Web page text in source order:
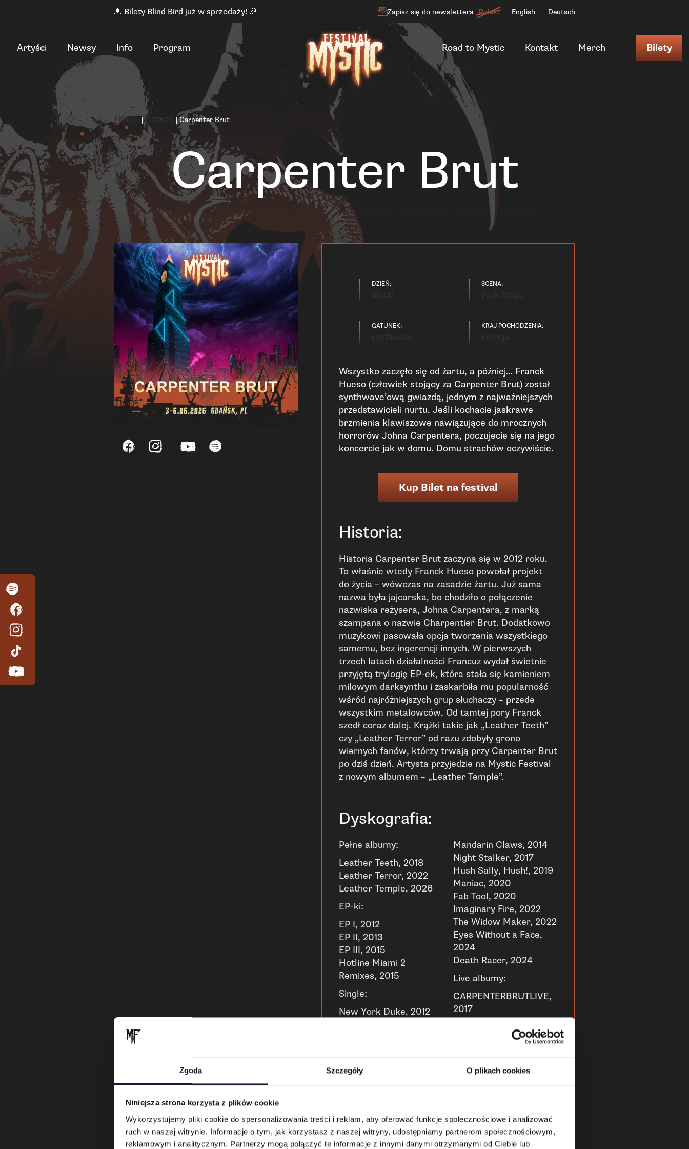
Zgoda Szczegóły O plikach cookies
Niniejsza strona korzysta z plików cookie
Wykorzystujemy pliki cookie do spersonalizowania treści i reklam, aby oferować funkcje społecznościowe i analizować
ruch w naszej witrynie. Informacje o tym, jak korzystasz z naszej witryny, udostępniamy partnerom społecznościowym,
reklamowym i analitycznym. Partnerzy mogą połączyć te informacje z innymi danymi otrzymanymi od Ciebie lub
🐙 Bilety Blind Bird już w sprzedaży! 🎉 Zapisz się do newslettera Polski English Deutsch
Artyści Newsy Info Program Road to Mystic Kontakt Merch Bilety
Home |Artists |Carpenter Brut
Carpenter Brut
DZIEŃ: SCENA:
GATUNEK: KRAJ POCHODZENIA:
Wszystko zaczęło się od żartu, a później… Franck
Hueso (człowiek stojący za Carpenter Brut) został
synthwave’ową gwiazdą, jednym z najważniejszych
przedstawicieli nurtu. Jeśli kochacie jaskrawe
brzmienia klawiszowe nawiązujące do mrocznych
horrorów Johna Carpentera, poczujecie się na jego
koncercie jak w domu. Domu strachów oczywiście.
Kup Bilet na festival
Historia:
Historia Carpenter Brut zaczyna się w 2012 roku.
To właśnie wtedy Franck Hueso powołał projekt
do życia – wówczas na zasadzie żartu. Już sama
nazwa była jajcarska, bo chodziło o połączenie
nazwiska reżysera, Johna Carpentera, z marką
szampana o nazwie Charpentier Brut. Dodatkowo
muzykowi pasowała opcja tworzenia wszystkiego
samemu, bez ingerencji innych. W pierwszych
trzech latach działalności Francuz wydał świetnie
przyjętą trylogię EP-ek, która stała się kamieniem
milowym darksynthu i zaskarbiła mu popularność
wśród najróżniejszych grup słuchaczy – przede
wszystkim metalowców. Od tamtej pory Franck
szedł coraz dalej. Krążki takie jak „Leather Teeth”
czy „Leather Terror” od razu zdobyły grono
wiernych fanów, którzy trwają przy Carpenter Brut
po dziś dzień. Artysta przyjedzie na Mystic Festival
z nowym albumem – „Leather Temple”.
Dyskografia:
Pełne albumy:
Leather Teeth, 2018
Leather Terror, 2022
Leather Temple, 2026
EP-ki:
EP I, 2012
EP II, 2013
EP III, 2015
Hotline Miami 2
Remixes, 2015
Single:
New York Duke, 2012
Claws
Mandarin Claws, 2014
Night Stalker, 2017
Hush Sally, Hush!, 2019
Maniac, 2020
Fab Tool, 2020
Imaginary Fire, 2022
The Widow Maker, 2022
Eyes Without a Face,
2024
Death Racer, 2024
Live albumy:
CARPENTERBRUTLIVE,
2017
The Golden Years, 2020